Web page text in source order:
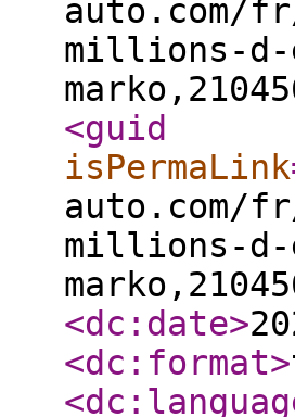
auto.com/
millions-
<guid
isPermaLink
auto.com/
millions-
<dc:date>
<dc:format>